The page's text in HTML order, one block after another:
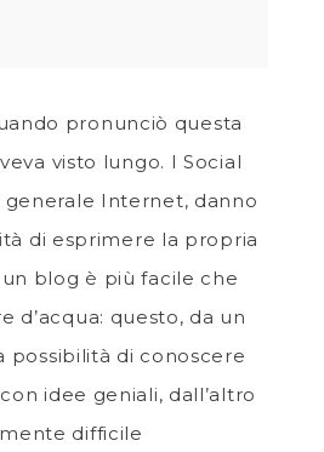
pronunciò questa
visto lungo. I Social
generale Internet, danno
di esprimere la propria
blog è più facile che
d’acqua: questo, da un
possibilità di conoscere
idee geniali, dall’altro
difficile